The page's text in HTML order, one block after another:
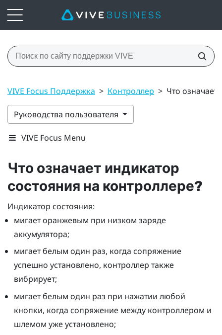
VIVE Focus Поддержка > Контроллер > Что означает
Руководства пользователя
VIVE Focus Menu
Что означает индикатор
состояния на контроллере?
Индикатор состояния:
мигает оранжевым при низком заряде
аккумулятора;
мигает белым один раз, когда сопряжение
успешно установлено, контроллер также
вибрирует;
мигает белым один раз при нажатии любой
кнопки, когда сопряжение между контроллером и
шлемом уже установлено;